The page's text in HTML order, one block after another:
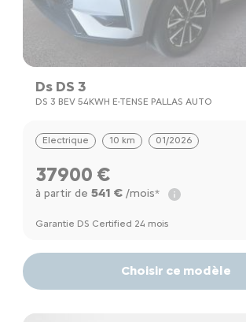
Ds DS 3
DS 3 BEV 54KWH E-TENSE PALLAS AUTO
Electrique 10 km 01/2026
37900 €
à partir de 541 €/mois*
Garantie DS Certified 24 mois
Choisir ce modèle